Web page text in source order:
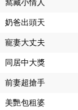
窩藏小情人
奶爸出頭天
寵妻大丈夫
同居中大獎
前妻超搶手
美艷包租婆